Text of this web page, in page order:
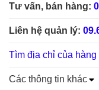
Tư vấn, bán hàng:
Liên hệ quản lý:
Tìm địa chỉ của hàng
Các thông tin khác